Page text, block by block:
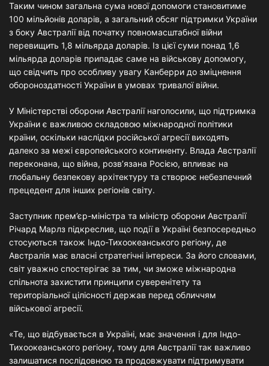
Таким чином загальна сума нової допомоги становитиме
100 мільйонів доларів, а загальний обсяг підтримки України
з боку Австралії від початку повномасштабної війни
перевищить 1,8 мільярда доларів. Із цієї суми понад 1,6
мільярда доларів припадає саме на військову допомогу,
що свідчить про особливу увагу Канберри до зміцнення
обороноздатності України в умовах тривалої війни.
У Міністерстві оборони Австралії наголосили, що підтримка
України є важливою складовою міжнародної політики
країни, оскільки наслідки російської агресії виходять
далеко за межі європейського континенту. Влада Австралії
переконана, що війна, розв’язана Росією, впливає на
глобальну безпекову архітектуру та створює небезпечний
прецедент для інших регіонів світу.
Заступник прем’єр-міністра та міністр оборони Австралії
Річард Марлз підкреслив, що події в Україні безпосередньо
стосуються також Індо-Тихоокеанського регіону, де
Австралія має власні стратегічні інтереси. За його словами,
світ уважно спостерігає за тим, чи зможе міжнародна
спільнота захистити принципи суверенітету та
територіальної цілісності держав перед обличчям
військової агресії.
«Те, що відбувається в Україні, має значення і для Індо-
Тихоокеанського регіону, тому для Австралії так важливо
залишатися послідовною та продовжувати підтримувати